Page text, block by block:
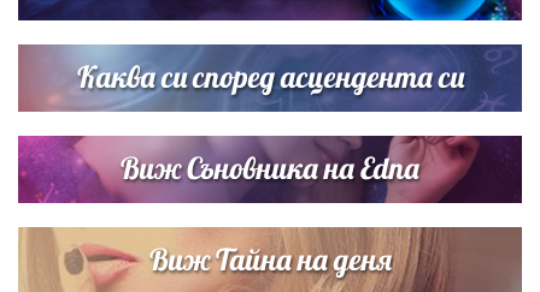
Каква си според асцендента си
Виж Съновника на Edna
Виж Тайна на деня